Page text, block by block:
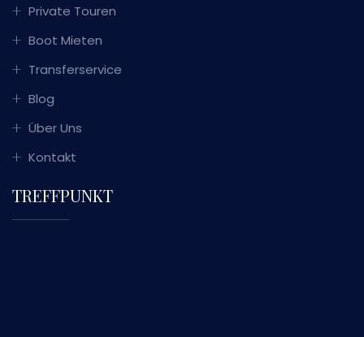
Private Touren
Boot Mieten
Transferservice
Blog
Über Uns
Kontakt
TREFFPUNKT